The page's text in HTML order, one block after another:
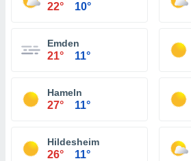
22° 10°
Emden
21° 11°
Hameln
27° 11°
Hildesheim
26° 11°